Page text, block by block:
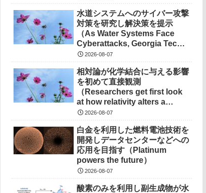
devices）
水道システムへのサイバー攻撃
対策を研究し解決策を提示
（As Water Systems Face
Cyberattacks, Georgia Tech
Research Points to
2026-08-07
相対論が化学結合に与える影響
を初めて直接観測
（Researchers get first look
at how relativity alters a
chemical bond）
2026-08-07
白金を利用した燃料電池技術を
開発しデータセンターなどへの
応用を目指す（Platinum
powers the future）
2026-08-07
酸素のみを利用し副生成物が水